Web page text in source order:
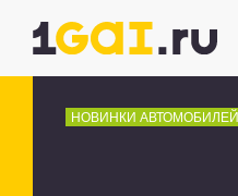
НОВИНКИ АВТОМОБИЛЕЙ